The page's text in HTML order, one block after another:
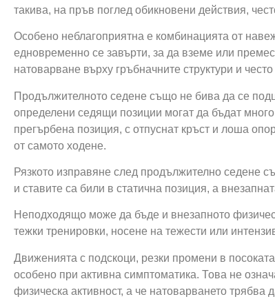
такива, на пръв поглед обикновени действия,
Особено неблагоприятна е комбинацията от
едновременно се завърти, за да вземе или
натоварване върху гръбначните структури и
Продължителното седене също не бива да се
определени седящи позиции могат да бъдат
прегърбена позиция, с отпуснат кръст и лоша
от самото ходене.
Рязкото изправяне след продължително седене
и ставите са били в статична позиция, а
Неподходящо може да бъде и внезапното
тежки тренировки, носене на тежести или
Движенията с подскоци, резки промени в
особено при активна симптоматика. Това не
физическа активност, а че натоварването трябва